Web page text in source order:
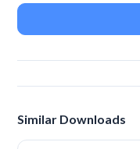
Similar Downloads